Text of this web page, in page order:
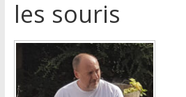
les souris